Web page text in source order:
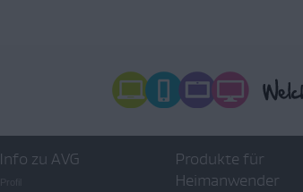
Info zu AVG
Produkte für
Heimanwender